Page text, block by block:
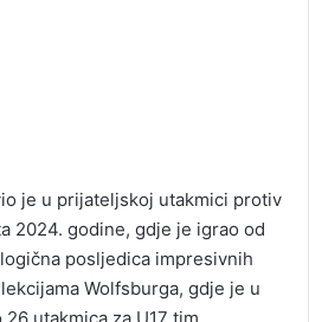
je u prijateljskoj utakmici protiv
2024. godine, gdje je igrao od
posljedica impresivnih
Wolfsburga, gdje je u
utakmica za U17 tim.